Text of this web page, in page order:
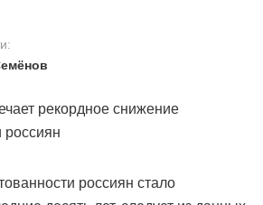
россиян стало